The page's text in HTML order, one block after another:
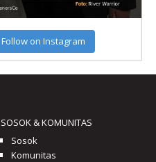
Follow on Instagram
SOSOK & KOMUNITAS
Sosok
Komunitas